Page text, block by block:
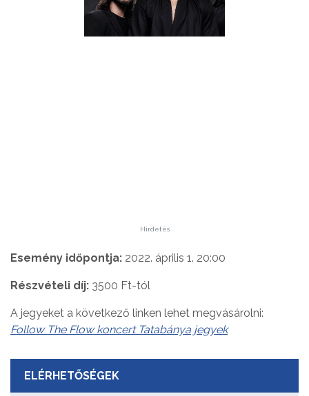
Hirdetés
Esemény időpontja: 2022. április 1. 20:00
Részvételi díj: 3500 Ft-tól
A jegyeket a következő linken lehet megvásárolni:
Follow The Flow koncert Tatabánya jegyek
ELÉRHETŐSÉGEK